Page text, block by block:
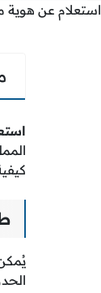
استعلام عن هوية